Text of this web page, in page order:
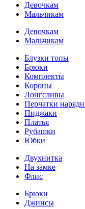
Девочкам
Мальчикам
Девочкам
Мальчикам
Блузки топы
Брюки
Комплекты
Короны
Лонгсливы
Перчатки
Пиджаки
Платья
Рубашки
Юбки
Двухнитка
На замке
Флис
Брюки
Джинсы